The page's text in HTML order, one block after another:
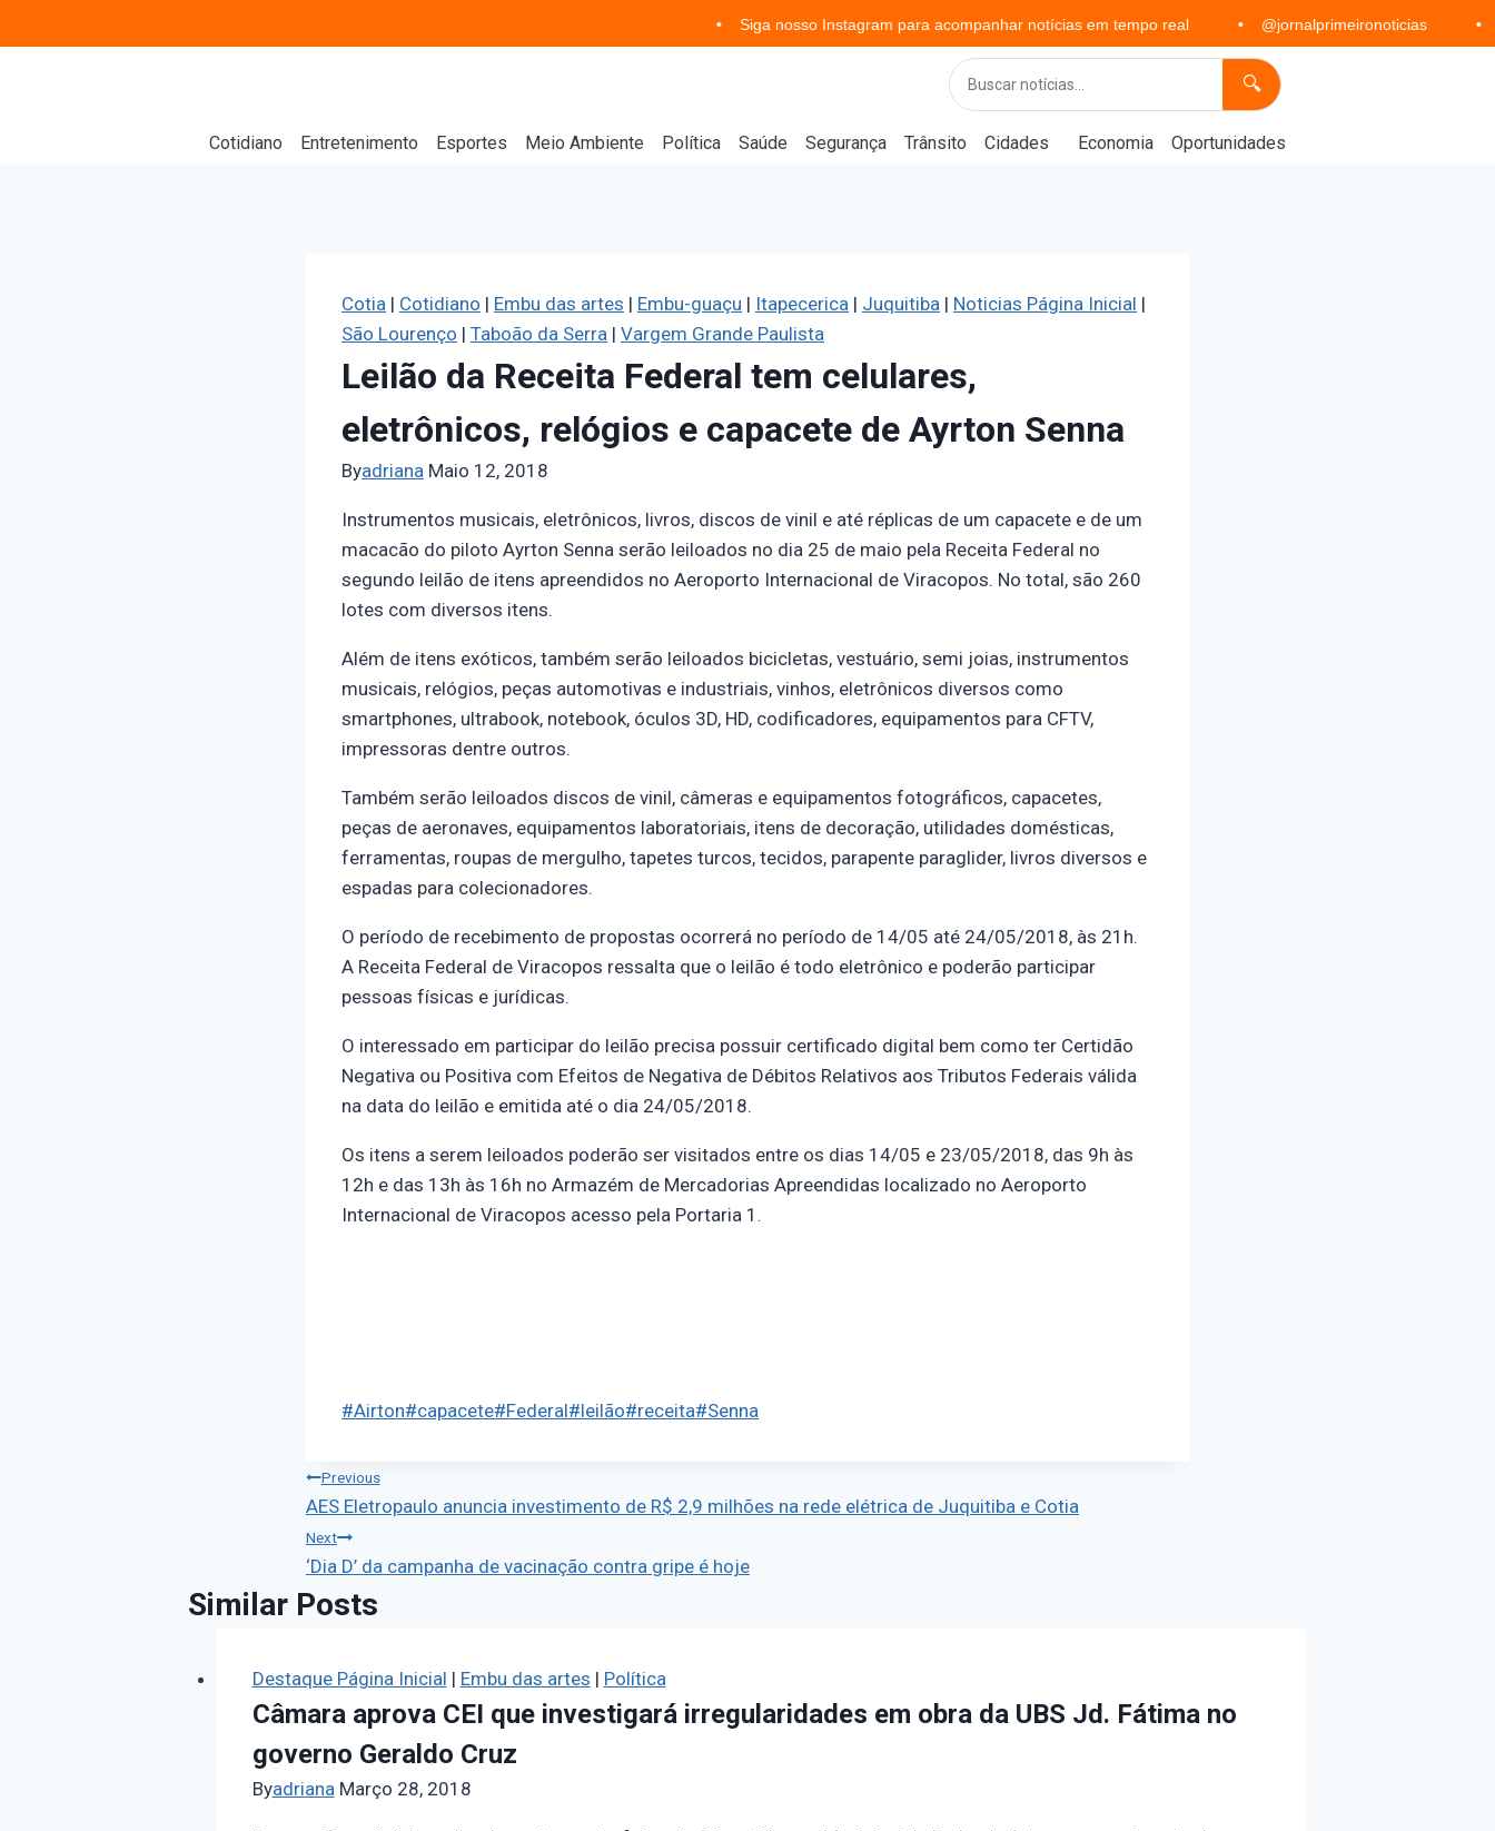
Siga nosso Instagram para acompanhar notícias em tempo real @jornalprimeironoticias Política,
🔍
Cotidiano Entretenimento Esportes Meio Ambiente Política Saúde Segurança Trânsito Cidades Economia Oportunidades
Cotia | Cotidiano | Embu das artes | Embu-guaçu | Itapecerica | Juquitiba | Noticias Página Inicial |
São Lourenço | Taboão da Serra | Vargem Grande Paulista
Leilão da Receita Federal tem celulares,
eletrônicos, relógios e capacete de Ayrton Senna
Byadriana Maio 12, 2018
Instrumentos musicais, eletrônicos, livros, discos de vinil e até réplicas de um capacete e de um
macacão do piloto Ayrton Senna serão leiloados no dia 25 de maio pela Receita Federal no
segundo leilão de itens apreendidos no Aeroporto Internacional de Viracopos. No total, são 260
lotes com diversos itens.
Além de itens exóticos, também serão leiloados bicicletas, vestuário, semi joias, instrumentos
musicais, relógios, peças automotivas e industriais, vinhos, eletrônicos diversos como
smartphones, ultrabook, notebook, óculos 3D, HD, codificadores, equipamentos para CFTV,
impressoras dentre outros.
Também serão leiloados discos de vinil, câmeras e equipamentos fotográficos, capacetes,
peças de aeronaves, equipamentos laboratoriais, itens de decoração, utilidades domésticas,
ferramentas, roupas de mergulho, tapetes turcos, tecidos, parapente paraglider, livros diversos e
espadas para colecionadores.
O período de recebimento de propostas ocorrerá no período de 14/05 até 24/05/2018, às 21h.
A Receita Federal de Viracopos ressalta que o leilão é todo eletrônico e poderão participar
pessoas físicas e jurídicas.
O interessado em participar do leilão precisa possuir certificado digital bem como ter Certidão
Negativa ou Positiva com Efeitos de Negativa de Débitos Relativos aos Tributos Federais válida
na data do leilão e emitida até o dia 24/05/2018.
Os itens a serem leiloados poderão ser visitados entre os dias 14/05 e 23/05/2018, das 9h às
12h e das 13h às 16h no Armazém de Mercadorias Apreendidas localizado no Aeroporto
Internacional de Viracopos acesso pela Portaria 1.
#Airton#capacete#Federal#leilão#receita#Senna
Previous
AES Eletropaulo anuncia investimento de R$ 2,9 milhões na rede elétrica de Juquitiba e Cotia
Next
‘Dia D’ da campanha de vacinação contra gripe é hoje
Similar Posts
Destaque Página Inicial | Embu das artes | Política
Câmara aprova CEI que investigará irregularidades em obra da UBS Jd. Fátima no
governo Geraldo Cruz
Byadriana Março 28, 2018